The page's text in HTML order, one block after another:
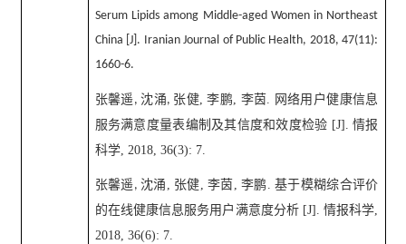
Serum Lipids among Middle-aged Women in Northeast
China [J]. Iranian Journal of Public Health, 2018, 47(11):
1660-6.
张馨遥,沈涌, 张健 ,李鹏 李茵
网络用户健康信息
服务满意度量表编制及其信度和效度检验 [J].情报
科学, 2018, 36(3): 7.
张馨遥,沈涌 , 张健,李茵 ,李鹏 .基于模糊综合评价
的在线健康信息服务用户满意度分析 [J].情报科学,
2018, 36(6): 7.